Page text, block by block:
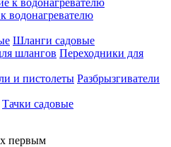
водонагревателю
Шланги садовые
Переходники для
Разбрызгиватели
Тачки садовые
первым